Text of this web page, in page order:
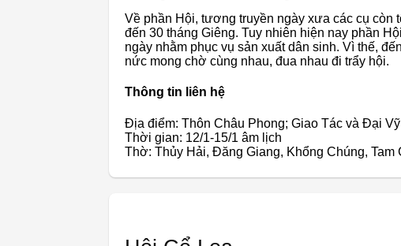
Về phần Hội, tương truyền ngày xưa các cụ còn
đến 30 tháng Giêng. Tuy nhiên hiện nay phần
ngày nhằm phục vụ sản xuất dân sinh. Vì thế,
nức mong chờ cùng nhau, đua nhau đi trẩy hội.
Thông tin liên hệ
Địa điểm: Thôn Châu Phong; Giao Tác và Đại Vỹ
Thời gian: 12/1-15/1 âm lịch
Thờ: Thủy Hải, Đăng Giang, Khổng Chúng, Tam